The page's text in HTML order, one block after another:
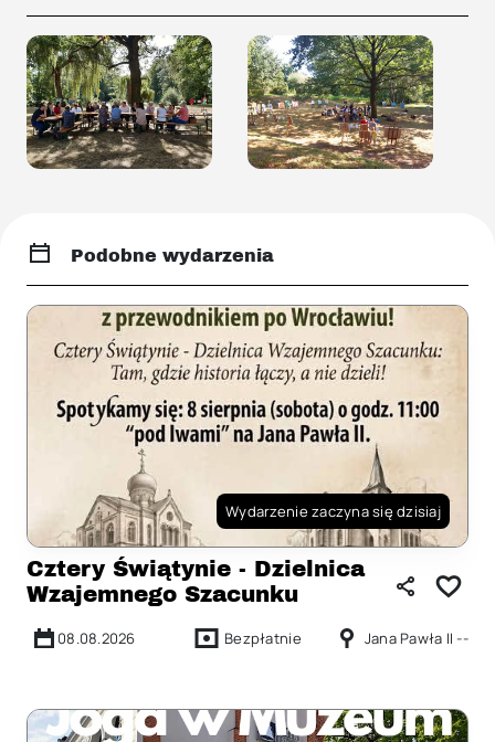
Podobne wydarzenia
Wydarzenie zaczyna się dzisiaj
Cztery Świątynie - Dzielnica
Wzajemnego Szacunku
08.08.2026 Bezpłatnie Jana Pawła II --